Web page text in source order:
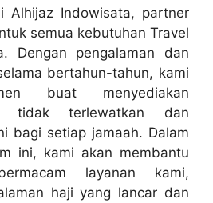
Alhijaz Indowisata, partner
semua kebutuhan Travel
Dengan pengalaman dan
bertahun-tahun, kami
buat menyediakan
tidak terlewatkan dan
bagi setiap jamaah. Dalam
ini, kami akan membantu
layanan kami,
haji yang lancar dan